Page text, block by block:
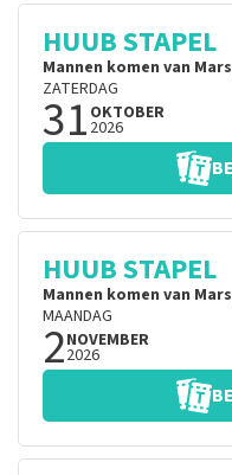
HUUB STAPEL
Mannen komen van
ZATERDAG
31 OKTOBER
2026
HUUB STAPEL
Mannen komen van
MAANDAG
2NOVEMBER
2026